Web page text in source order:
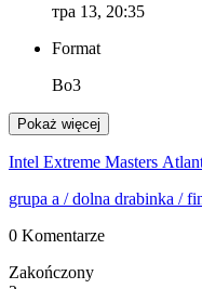
тра 13, 20:35
Format
Bo3
Pokaż więcej
Intel Extreme Masters
grupa a / dolna drabinka /
0 Komentarze
Zakończony